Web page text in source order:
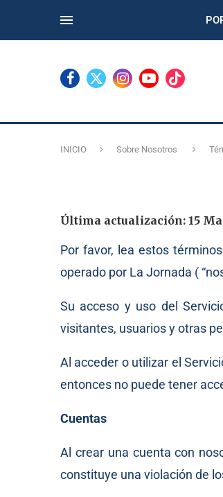
INICIO Sobre Nosotros
Última actualización: 15
Por favor, lea estos
operado por La Jornada (
Su acceso y uso del
visitantes, usuarios y otras
Al acceder o utilizar el
entonces no puede tener
Cuentas
Al crear una cuenta con
constituye una violación de